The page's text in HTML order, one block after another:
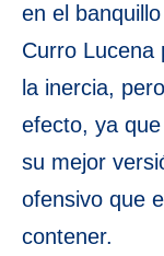
en el
Curro Lucena
la inercia,
efecto, ya
su mejor
ofensivo que
contener.